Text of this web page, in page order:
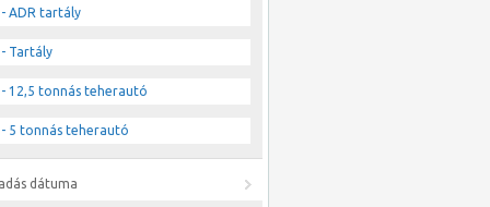
- ADR tartály
- Tartály
- 12,5 tonnás teherautó
- 5 tonnás teherautó
dátuma